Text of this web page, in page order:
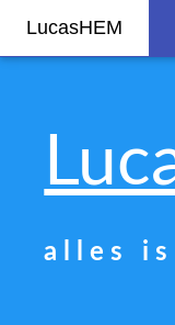
LucasHEM
a l l e s i s